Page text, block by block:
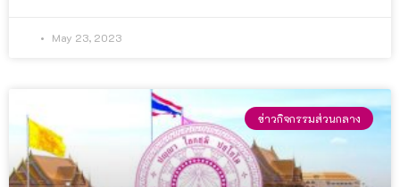
May 23, 2023
ข่าวกิจกรรมส่วนกลาง